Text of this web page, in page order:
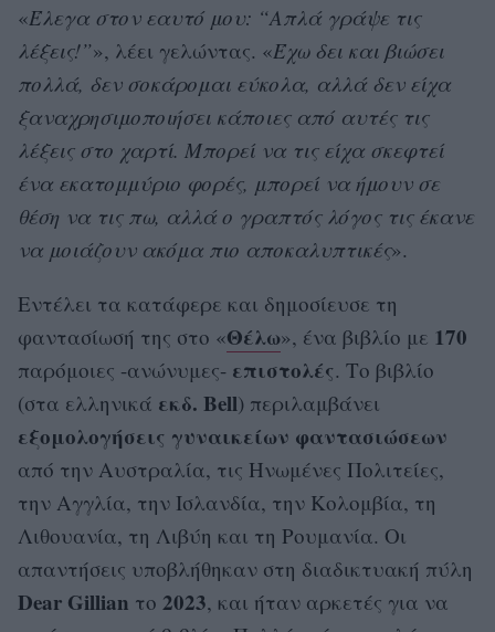
«Έλεγα στον εαυτό μου: “Απλά γράψε τις
λέξεις!”», λέει γελώντας. «Έχω δει και βιώσει
πολλά, δεν σοκάρομαι εύκολα, αλλά δεν είχα
ξαναχρησιμοποιήσει κάποιες από αυτές τις
λέξεις στο χαρτί. Μπορεί να τις είχα σκεφτεί
ένα εκατομμύριο φορές, μπορεί να ήμουν σε
θέση να τις πω, αλλά o γραπτός λόγος τις έκανε
να μοιάζουν ακόμα πιο αποκαλυπτικές».
Εντέλει τα κατάφερε και δημοσίευσε τη
φαντασίωσή της στο «Θέλω», ένα βιβλίο με 170
παρόμοιες -ανώνυμες- επιστολές. Το βιβλίο
(στα ελληνικά εκδ. Bell) περιλαμβάνει
εξομολογήσεις γυναικείων φαντασιώσεων
από την Αυστραλία, τις Ηνωμένες Πολιτείες,
την Αγγλία, την Ισλανδία, την Κολομβία, τη
Λιθουανία, τη Λιβύη και τη Ρουμανία. Οι
απαντήσεις υποβλήθηκαν στη διαδικτυακή πύλη
Dear Gillian το 2023, και ήταν αρκετές για να